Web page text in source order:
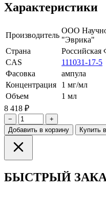
Характеристики
Производитель
ООО
"Эврика"
Страна
Российская
CAS
111031-17-5
Фасовка
ампула
Концентрация
1 мг/мл
Объем
1 мл
8 418 ₽
−
+
Добавить в корзину
Купить
БЫСТРЫЙ